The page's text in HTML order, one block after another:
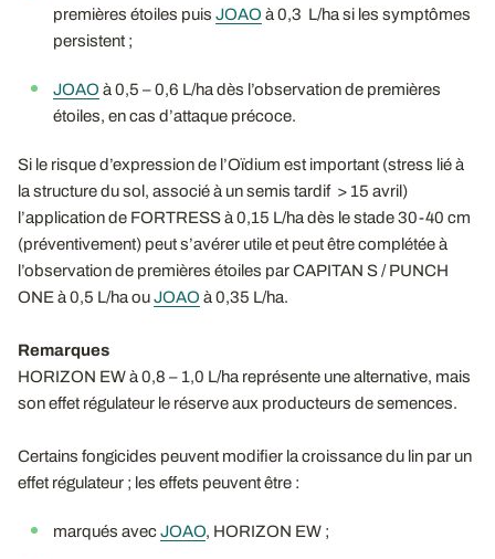
premières étoiles puis JOAO à 0,3 L/ha si les symptômes
persistent ;
JOAO à 0,5 – 0,6 L/ha dès l’observation de premières
étoiles, en cas d’attaque précoce.
Si le risque d’expression de l’Oïdium est important (stress lié à
la structure du sol, associé à un semis tardif > 15 avril)
l’application de FORTRESS à 0,15 L/ha dès le stade 30-40 cm
(préventivement) peut s’avérer utile et peut être complétée à
l’observation de premières étoiles par CAPITAN S / PUNCH
ONE à 0,5 L/ha ouJOAO à 0,35 L/ha.
Remarques
HORIZON EW à 0,8 – 1,0 L/ha représente une alternative, mais
son effet régulateur le réserve aux producteurs de semences.
Certains fongicides peuvent modifier la croissance du lin par un
effet régulateur ; les effets peuvent être :
marqués avecJOAO, HORIZON EW ;